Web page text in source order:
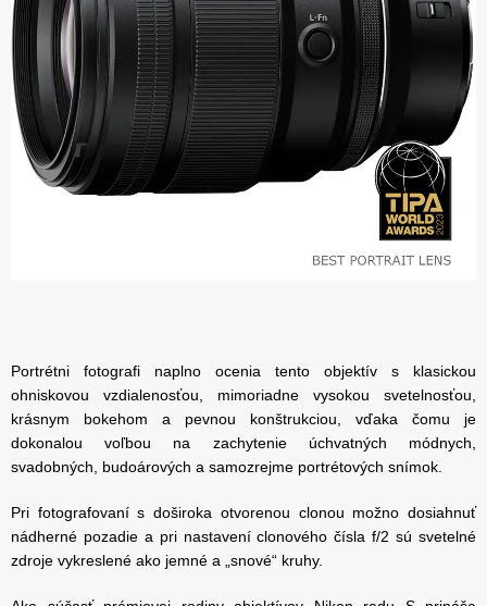
Portrétni fotografi naplno ocenia tento objektív s klasickou
ohniskovou vzdialenosťou, mimoriadne vysokou svetelnosťou,
krásnym bokehom a pevnou konštrukciou, vďaka čomu je
dokonalou voľbou na zachytenie úchvatných módnych,
svadobných, budoárových a samozrejme portrétových snímok.
Pri fotografovaní s doširoka otvorenou clonou možno dosiahnuť
nádherné pozadie a pri nastavení clonového čísla f/2 sú svetelné
zdroje vykreslené ako jemné a „snové“ kruhy.